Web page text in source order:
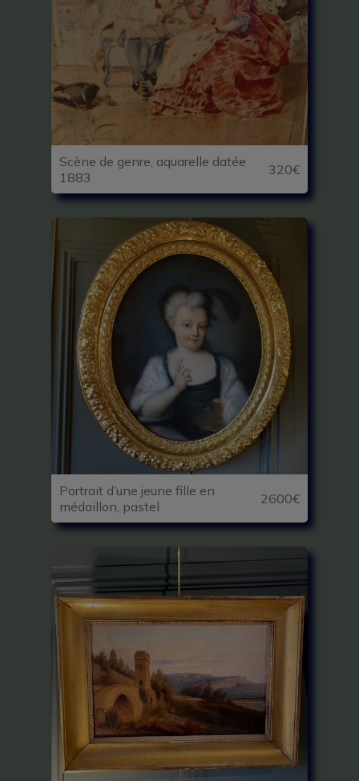
Scène de genre, aquarelle datée
1883
320€
Portrait d’une jeune fille en
médaillon, pastel
2600€